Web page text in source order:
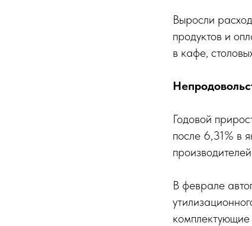
Выросли
продуктов и
в кафе,
Годовой
после 6,31% в
В феврале
комплектующие